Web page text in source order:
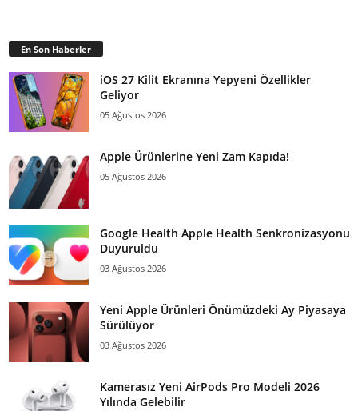
En Son Haberler
iOS 27 Kilit Ekranına Yepyeni Özellikler
Geliyor
05 Ağustos 2026
Apple Ürünlerine Yeni Zam Kapıda!
05 Ağustos 2026
Google Health Apple Health Senkronizasyonu
Duyuruldu
03 Ağustos 2026
Yeni Apple Ürünleri Önümüzdeki Ay Piyasaya
Sürülüyor
03 Ağustos 2026
Kamerasız Yeni AirPods Pro Modeli 2026
Yılında Gelebilir